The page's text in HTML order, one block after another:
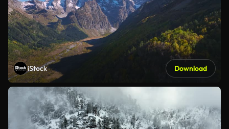
iStock Download